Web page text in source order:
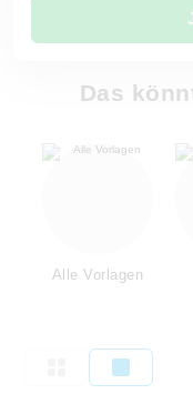
Das
Alle Vorlagen